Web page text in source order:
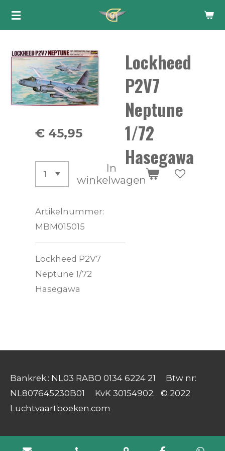
Ga
de
hoofdinhoud
Lockheed
P2V7
Neptune
1/72
Hasegawa
€ 45,95
In
winkelwagen
Artikelnummer:
MBM015015
Lockheed P2V7
Neptune 1/72
Hasegawa
Bankrek.: NL03 RABO 0134 6224 21 Btw nr:
NL807645230B01 KvK 30154902. © 2022
Luchtvaartboeken.com